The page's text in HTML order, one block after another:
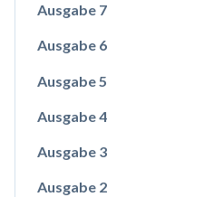
Ausgabe 7
Ausgabe 6
Ausgabe 5
Ausgabe 4
Ausgabe 3
Ausgabe 2